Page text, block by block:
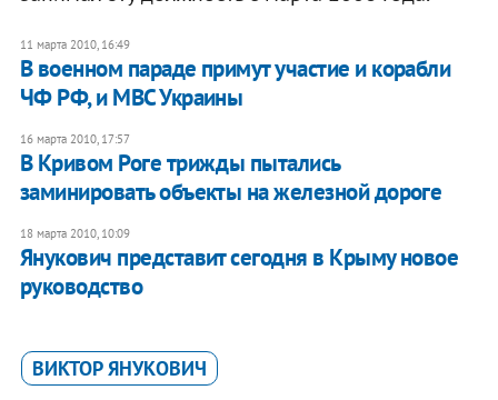
11 марта 2010, 16:49
В военном параде примут участие и корабли
ЧФ РФ, и МВС Украины
16 марта 2010, 17:57
В Кривом Роге трижды пытались
заминировать объекты на железной дороге
18 марта 2010, 10:09
Янукович представит сегодня в Крыму новое
руководство
ВИКТОР ЯНУКОВИЧ